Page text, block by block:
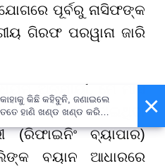
ପୂର୍ବରୁ ନାସିଫଙ୍କ
ଗିରଫ ପରୱାନା ଜାରି
ଅନୁଯାୟୀ, ମେ ମାସ
ଗିରଫ ହୋଇଥିବା
(ରିଫାଇନିଂ ବ୍ୟାପାର)
ବୟାନ ଆଧାରରେ
×
କାହାକୁ କିଛି କହିବୁନି, ଜଣାଇଲେ
ତତେ ହାଣି ଖଣ୍ଡ ଖଣ୍ଡ କରି
ନଦୀରେ ଭସାଇଦେବୁ...